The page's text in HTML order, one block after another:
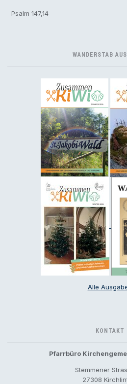
Psalm 147,14
WANDERSTAB
Alle
KONTAKT
Pfarrbüro
Stemmener
27308